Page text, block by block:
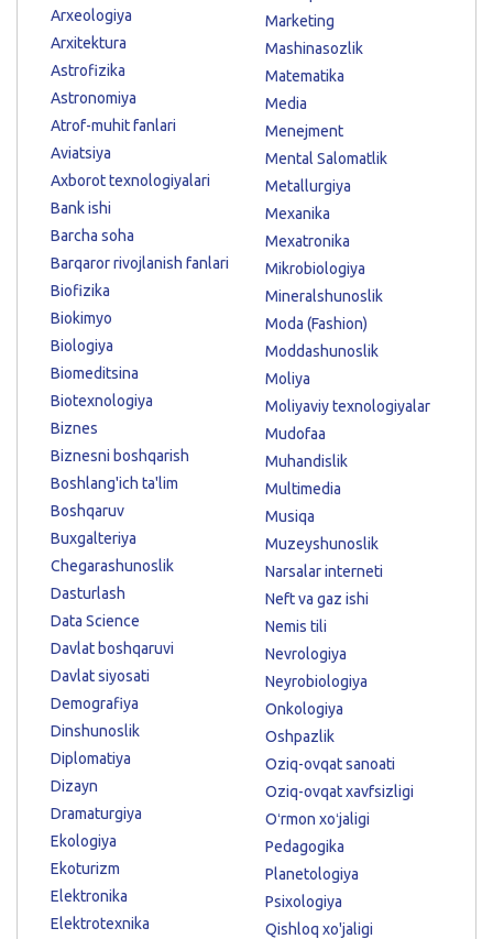
Arxeologiya
Arxitektura
Astrofizika
Astronomiya
Atrof-muhit fanlari
Aviatsiya
Axborot texnologiyalari
Bank ishi
Barcha soha
Barqaror rivojlanish fanlari
Biofizika
Biokimyo
Biologiya
Biomeditsina
Biotexnologiya
Biznes
Biznesni boshqarish
Boshlang'ich ta'lim
Boshqaruv
Buxgalteriya
Chegarashunoslik
Dasturlash
Data Science
Davlat boshqaruvi
Davlat siyosati
Demografiya
Dinshunoslik
Diplomatiya
Dizayn
Dramaturgiya
Ekologiya
Ekoturizm
Elektronika
Elektrotexnika
Marketing
Mashinasozlik
Matematika
Media
Menejment
Mental Salomatlik
Metallurgiya
Mexanika
Mexatronika
Mikrobiologiya
Mineralshunoslik
Moda (Fashion)
Moddashunoslik
Moliya
Moliyaviy texnologiyalar
Mudofaa
Muhandislik
Multimedia
Musiqa
Muzeyshunoslik
Narsalar interneti
Neft va gaz ishi
Nemis tili
Nevrologiya
Neyrobiologiya
Onkologiya
Oshpazlik
Oziq-ovqat sanoati
Oziq-ovqat xavfsizligi
Oʻrmon xoʻjaligi
Pedagogika
Planetologiya
Psixologiya
Qishloq xo'jaligi